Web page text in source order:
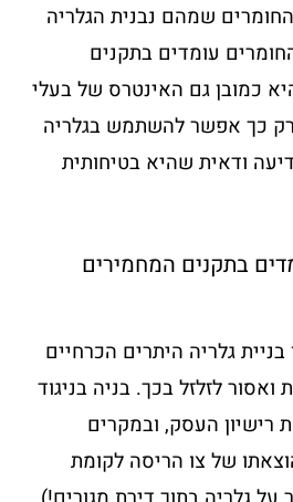
שמהם נבנית הגלריה
עומדים בתקנים
כמובן גם האינטרס של בעלי
כך אפשר להשתמש בגלריה
ודאית שהיא בטיחותית
בתקנים המחמירים
גלריה היתרים הכרחיים
לזלזל בכך. בניה בניגוד
רישיון העסק, ובמקרים
של צו הריסה לקומת